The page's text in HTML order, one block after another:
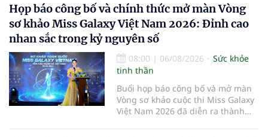
có giá trị hàng tỷ USD.
Họp báo công bố và chính thức mở màn Vòng
sơ khảo Miss Galaxy Việt Nam 2026: Đỉnh cao
nhan sắc trong kỷ nguyên số
08:00 | 06/08/2026
Sức khỏe
tinh thần
Buổi họp báo công bố và mở màn
Vòng sơ khảo cuộc thi Miss Galaxy
Việt Nam 2026 đã diễn ra thành